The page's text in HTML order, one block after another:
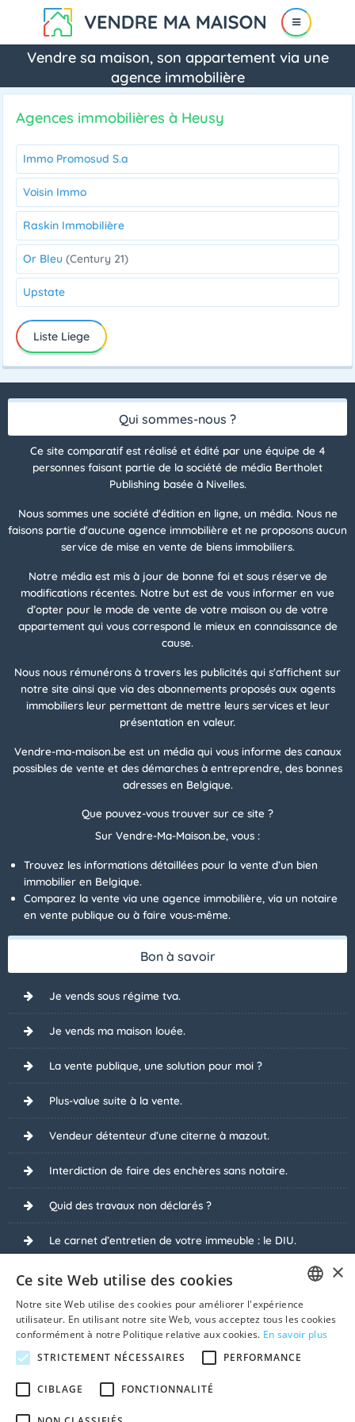
Vendre sa maison, son appartement via une
agence immobilière
Agences immobilières à Heusy
Immo Promosud S.a
Voisin Immo
Raskin Immobilière
Or Bleu (Century 21)
Upstate
Liste Liege
Qui sommes-nous ?
Ce site comparatif est réalisé et édité par une équipe de 4
personnes faisant partie de la société de média Bertholet
Publishing basée à Nivelles.
Nous sommes une société d'édition en ligne, un média. Nous ne
faisons partie d'aucune agence immobilière et ne proposons aucun
service de mise en vente de biens immobiliers.
Notre média est mis à jour de bonne foi et sous réserve de
modifications récentes. Notre but est de vous informer en vue
d’opter pour le mode de vente de votre maison ou de votre
appartement qui vous correspond le mieux en connaissance de
cause.
Nous nous rémunérons à travers les publicités qui s'affichent sur
notre site ainsi que via des abonnements proposés aux agents
immobiliers leur permettant de mettre leurs services et leur
présentation en valeur.
Vendre-ma-maison.be est un média qui vous informe des canaux
possibles de vente et des démarches à entreprendre, des bonnes
adresses en Belgique.
Que pouvez-vous trouver sur ce site ?
Sur Vendre-Ma-Maison.be, vous :
Trouvez les informations détaillées pour la vente d’un bien
immobilier en Belgique.
Comparez la vente via une agence immobilière, via un notaire
en vente publique ou à faire vous-même.
Bon à savoir
Je vends sous régime tva.
Je vends ma maison louée.
La vente publique, une solution pour moi ?
Plus-value suite à la vente.
Vendeur détenteur d’une citerne à mazout.
Interdiction de faire des enchères sans notaire.
Quid des travaux non déclarés ?
Le carnet d’entretien de votre immeuble : le DIU.
Enchères en ligne avec Biddit.
Pourquoi refuser des dessous de table lors de la vente
Je vends avec rente viagère.
FRENCH
DUTCH
×
Ce site Web utilise des cookies
Notre site Web utilise des cookies pour améliorer l'expérience
utilisateur. En utilisant notre site Web, vous acceptez tous les cookies
conformément à notre Politique relative aux cookies. En savoir plus
STRICTEMENT NÉCESSAIRES
PERFORMANCE
CIBLAGE FONCTIONNALITÉ